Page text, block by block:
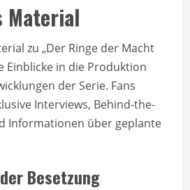
Material
zu „Der Ringe der Macht
Einblicke in die Produktion
der Serie. Fans
Interviews, Behind-the-
Informationen über geplante
Besetzung